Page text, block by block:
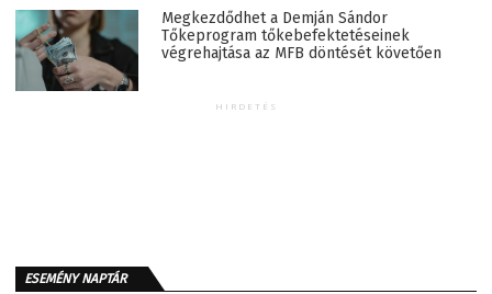
Megkezdődhet a Demján Sándor
Tőkeprogram tőkebefektetéseinek
végrehajtása az MFB döntését követően
HIRDETÉS
ESEMÉNY NAPTÁR